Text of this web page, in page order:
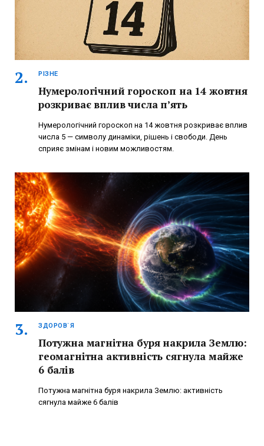
РІЗНЕ
Нумерологічний гороскоп на 14 жовтня
розкриває вплив числа п’ять
Нумерологічний гороскоп на 14 жовтня розкриває вплив
числа 5 — символу динаміки, рішень і свободи. День
сприяє змінам і новим можливостям.
ЗДОРОВ`Я
Потужна магнітна буря накрила Землю:
геомагнітна активність сягнула майже
6 балів
Потужна магнітна буря накрила Землю: активність
сягнула майже 6 балів